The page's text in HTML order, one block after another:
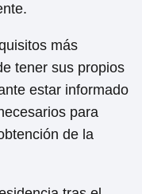
más
tener sus propios
estar informado
para
de la